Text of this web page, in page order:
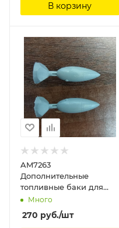
В корзину
AM7263
Дополнительные
топливные баки для
создания модификации
ПЕ2Р (2шт) ( Разведчик)
1/72 Arma Models
Много
270 руб./шт